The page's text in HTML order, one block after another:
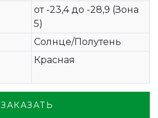
от -23,4 до -28,9 (Зона
5)
Солнце/Полутень
Красная
ЗАКАЗАТЬ